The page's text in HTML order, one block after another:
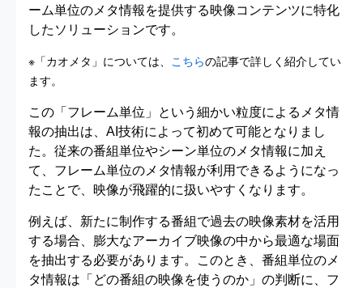
ーム単位のメタ情報を提供する映像コンテンツに特化
したソリューションです。
※「カオメタ」については、 こちらの記事で詳しく紹介してい
ます。
この「フレーム単位」という細かい粒度によるメタ情
報の抽出は、AI技術によって初めて可能となりまし
た。従来の番組単位やシーン単位のメタ情報に加え
て、フレーム単位のメタ情報が利用できるようになっ
たことで、映像が飛躍的に扱いやすくなります。
例えば、新たに制作する番組で過去の映像素材を活用
する場合、膨大なアーカイブ映像の中から最適な場面
を抽出する必要があります。このとき、番組単位のメ
タ情報は「どの番組の映像を使うのか」の判断に、フ